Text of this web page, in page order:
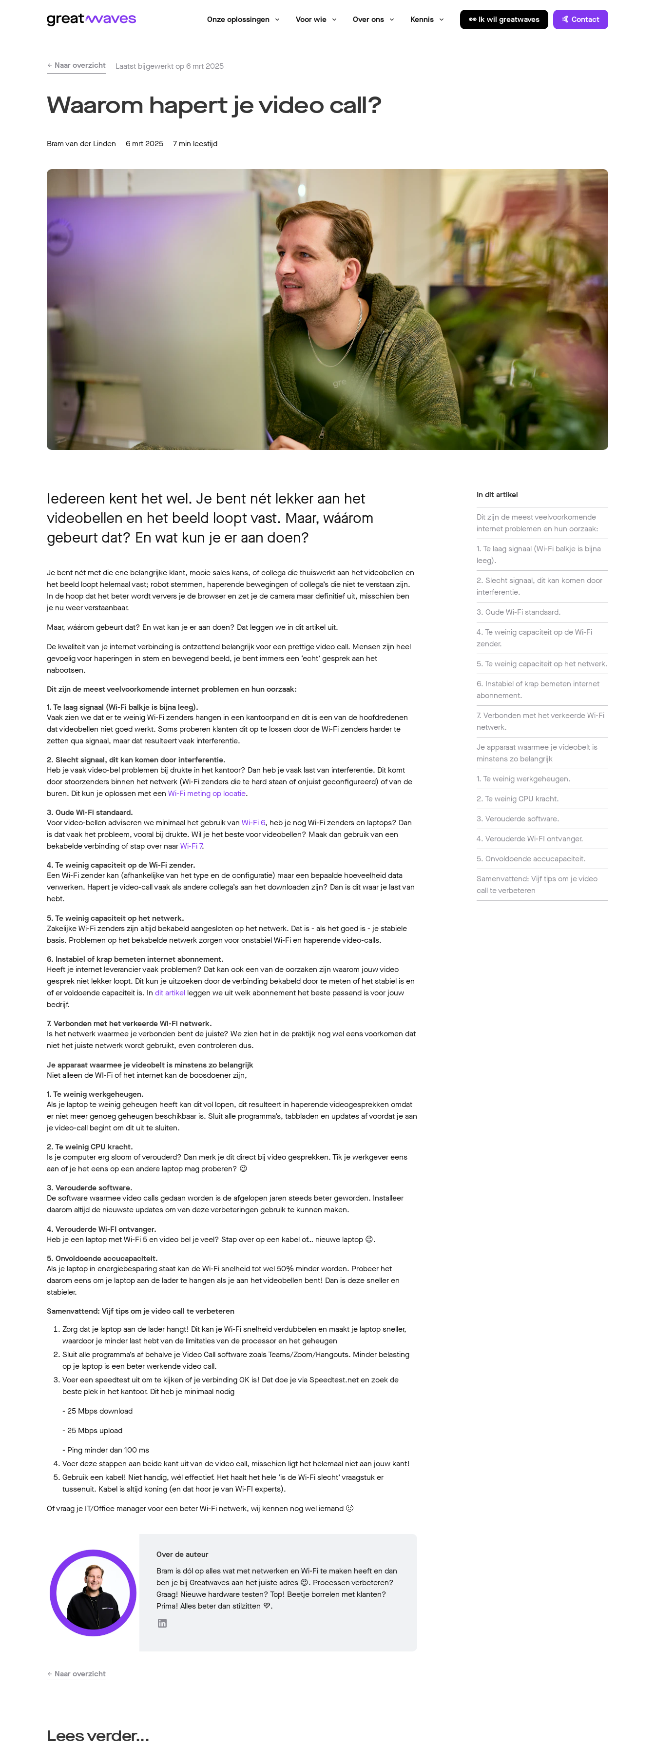
Onze oplossingen Voor wie Over ons Kennis 👀 Ik wil greatwaves 🤙 Contact
Naar overzicht Laatst bijgewerkt op 6 mrt 2025
Waarom hapert je video call?
Bram van der Linden 6 mrt 2025 7 min leestijd
Iedereen kent het wel. Je bent nét lekker aan het
videobellen en het beeld loopt vast. Maar, wáárom
gebeurt dat? En wat kun je er aan doen?
Je bent nét met die ene belangrijke klant, mooie sales kans, of collega die thuiswerkt aan het videobellen en
het beeld loopt helemaal vast; robot stemmen, haperende bewegingen of collega’s die niet te verstaan zijn.
In de hoop dat het beter wordt ververs je de browser en zet je de camera maar definitief uit, misschien ben
je nu weer verstaanbaar.
Maar, wáárom gebeurt dat? En wat kan je er aan doen? Dat leggen we in dit artikel uit.
De kwaliteit van je internet verbinding is ontzettend belangrijk voor een prettige video call. Mensen zijn heel
gevoelig voor haperingen in stem en bewegend beeld, je bent immers een ‘echt’ gesprek aan het
nabootsen.
Dit zijn de meest veelvoorkomende internet problemen en hun oorzaak:
1. Te laag signaal (Wi-Fi balkje is bijna leeg).
Vaak zien we dat er te weinig Wi-Fi zenders hangen in een kantoorpand en dit is een van de hoofdredenen
dat videobellen niet goed werkt. Soms proberen klanten dit op te lossen door de Wi-Fi zenders harder te
zetten qua signaal, maar dat resulteert vaak interferentie.
2. Slecht signaal, dit kan komen door interferentie.
Heb je vaak video-bel problemen bij drukte in het kantoor? Dan heb je vaak last van interferentie. Dit komt
door stoorzenders binnen het netwerk (Wi-Fi zenders die te hard staan of onjuist geconfigureerd) of van de
buren. Dit kun je oplossen met een Wi-Fi meting op locatie.
3. Oude Wi-Fi standaard.
Voor video-bellen adviseren we minimaal het gebruik van Wi-Fi 6, heb je nog Wi-Fi zenders en laptops? Dan
is dat vaak het probleem, vooral bij drukte. Wil je het beste voor videobellen? Maak dan gebruik van een
bekabelde verbinding of stap over naarWi-Fi 7.
4. Te weinig capaciteit op de Wi-Fi zender.
Een Wi-Fi zender kan (afhankelijke van het type en de configuratie) maar een bepaalde hoeveelheid data
verwerken. Hapert je video-call vaak als andere collega’s aan het downloaden zijn? Dan is dit waar je last van
hebt.
5. Te weinig capaciteit op het netwerk.
Zakelijke Wi-Fi zenders zijn altijd bekabeld aangesloten op het netwerk. Dat is - als het goed is - je stabiele
basis. Problemen op het bekabelde netwerk zorgen voor onstabiel Wi-Fi en haperende video-calls.
6. Instabiel of krap bemeten internet abonnement.
Heeft je internet leverancier vaak problemen? Dat kan ook een van de oorzaken zijn waarom jouw video
gesprek niet lekker loopt. Dit kun je uitzoeken door de verbinding bekabeld door te meten of het stabiel is en
of er voldoende capaciteit is. In dit artikel leggen we uit welk abonnement het beste passend is voor jouw
bedrijf.
7. Verbonden met het verkeerde Wi-Fi netwerk.
Is het netwerk waarmee je verbonden bent de juiste? We zien het in de praktijk nog wel eens voorkomen dat
niet het juiste netwerk wordt gebruikt, even controleren dus.
Je apparaat waarmee je videobelt is minstens zo belangrijk
Niet alleen de WI-Fi of het internet kan de boosdoener zijn,
1. Te weinig werkgeheugen.
Als je laptop te weinig geheugen heeft kan dit vol lopen, dit resulteert in haperende videogesprekken omdat
er niet meer genoeg geheugen beschikbaar is. Sluit alle programma’s, tabbladen en updates af voordat je aan
je video-call begint om dit uit te sluiten.
2. Te weinig CPU kracht.
Is je computer erg sloom of verouderd? Dan merk je dit direct bij video gesprekken. Tik je werkgever eens
aan of je het eens op een andere laptop mag proberen? 😉
3. Verouderde software.
De software waarmee video calls gedaan worden is de afgelopen jaren steeds beter geworden. Installeer
daarom altijd de nieuwste updates om van deze verbeteringen gebruik te kunnen maken.
4. Verouderde Wi-FI ontvanger.
Heb je een laptop met Wi-Fi 5 en video bel je veel? Stap over op een kabel of… nieuwe laptop 😉.
5. Onvoldoende accucapaciteit.
Als je laptop in energiebesparing staat kan de Wi-Fi snelheid tot wel 50% minder worden. Probeer het
daarom eens om je laptop aan de lader te hangen als je aan het videobellen bent! Dan is deze sneller en
stabieler.
Samenvattend: Vijf tips om je video call te verbeteren
Zorg dat je laptop aan de lader hangt! Dit kan je Wi-Fi snelheid verdubbelen en maakt je laptop sneller,
waardoor je minder last hebt van de limitaties van de processor en het geheugen
Sluit alle programma’s af behalve je Video Call software zoals Teams/Zoom/Hangouts. Minder belasting
op je laptop is een beter werkende video call.
Voer een speedtest uit om te kijken of je verbinding OK is! Dat doe je via Speedtest.net en zoek de
beste plek in het kantoor. Dit heb je minimaal nodig
- 25 Mbps download
- 25 Mbps upload
- Ping minder dan 100 ms
Voer deze stappen aan beide kant uit van de video call, misschien ligt het helemaal niet aan jouw kant!
Gebruik een kabel! Niet handig, wél effectief. Het haalt het hele ‘is de Wi-Fi slecht’ vraagstuk er
tussenuit. Kabel is altijd koning (en dat hoor je van Wi-FI experts).
Of vraag je IT/Office manager voor een beter Wi-Fi netwerk, wij kennen nog wel iemand 🙂
Over de auteur
Bram is dól op alles wat met netwerken en Wi-Fi te maken heeft en dan
ben je bij Greatwaves aan het juiste adres 😍. Processen verbeteren?
Graag! Nieuwe hardware testen? Top! Beetje borrelen met klanten?
Prima! Alles beter dan stilzitten 💜.
Naar overzicht
In dit artikel
Dit zijn de meest veelvoorkomende
internet problemen en hun oorzaak:
1. Te laag signaal (Wi-Fi balkje is bijna
leeg).
2. Slecht signaal, dit kan komen door
interferentie.
3. Oude Wi-Fi standaard.
4. Te weinig capaciteit op de Wi-Fi
zender.
5. Te weinig capaciteit op het netwerk.
6. Instabiel of krap bemeten internet
abonnement.
7. Verbonden met het verkeerde Wi-Fi
netwerk.
Je apparaat waarmee je videobelt is
minstens zo belangrijk
1. Te weinig werkgeheugen.
2. Te weinig CPU kracht.
3. Verouderde software.
4. Verouderde Wi-FI ontvanger.
5. Onvoldoende accucapaciteit.
Samenvattend: Vijf tips om je video
call te verbeteren
Lees verder...